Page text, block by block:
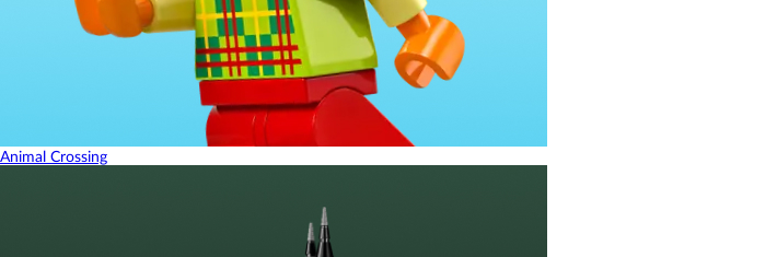
Animal Crossing